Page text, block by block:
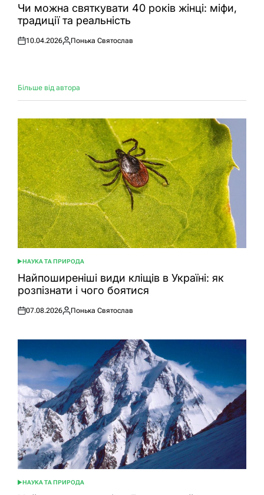
УЧи можна святкувати 40 років жінці: міфи,
традиції та реальність
Оприлюднено
10.04.2026
Опубліковано
Понька Святослав
Більше від автора
ОПУБЛІКУВАТИ
У
НАУКА ТА ПРИРОДА
Найпоширеніші види кліщів в Україні: як
розпізнати і чого боятися
Оприлюднено
07.08.2026
Опубліковано
Понька Святослав
ОПУБЛІКУВАТИ
НАУКА ТА ПРИРОДА